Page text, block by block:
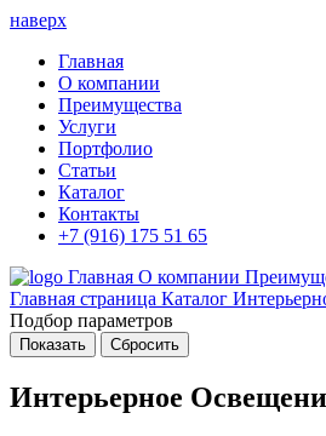
наверх
Главная
О компании
Преимущества
Услуги
Портфолио
Статьи
Каталог
Контакты
+7 (916) 175 51 65
Главная О компании
Главная страница Каталог
Подбор параметров
Интерьерное